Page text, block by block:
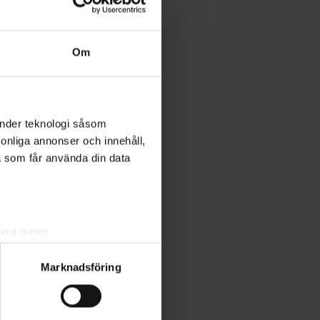
Om
teknologi såsom
annonser och innehåll,
får använda din data
. Du kan ändra
Marknadsföring